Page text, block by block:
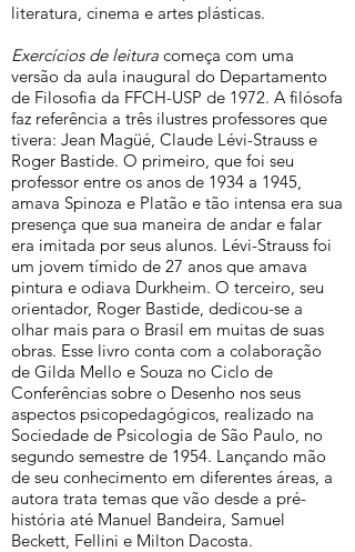
literatura, cinema e artes plásticas.
Exercícios de leitura começa com uma
versão da aula inaugural do Departamento
de Filosofia da FFCH-USP de 1972. A filósofa
faz referência a três ilustres professores que
tivera: Jean Magüé, Claude Lévi-Strauss e
Roger Bastide. O primeiro, que foi seu
professor entre os anos de 1934 a 1945,
amava Spinoza e Platão e tão intensa era sua
presença que sua maneira de andar e falar
era imitada por seus alunos. Lévi-Strauss foi
um jovem tímido de 27 anos que amava
pintura e odiava Durkheim. O terceiro, seu
orientador, Roger Bastide, dedicou-se a
olhar mais para o Brasil em muitas de suas
obras. Esse livro conta com a colaboração
de Gilda Mello e Souza no Ciclo de
Conferências sobre o Desenho nos seus
aspectos psicopedagógicos, realizado na
Sociedade de Psicologia de São Paulo, no
segundo semestre de 1954. Lançando mão
de seu conhecimento em diferentes áreas, a
autora trata temas que vão desde a pré-
história até Manuel Bandeira, Samuel
Beckett, Fellini e Milton Dacosta.